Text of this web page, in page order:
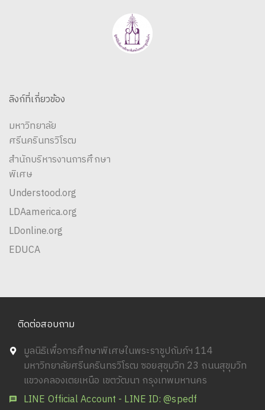
ลิงก์ที่เกี่ยวข้อง
มหาวิทยาลัย
ศรีนครินทรวิโรฒ
สำนักบริหารงานการศึกษา
พิเศษ
Understood.org
LDAamerica.org
LDonline.org
EDUCA
ติดต่อสอบถาม
มูลนิธิเพื่อการศึกษาพิเศษในพระราชูปถัมภ์ฯ 114
มหาวิทยาลัยศรีนครินทรวิโรฒ ซอยสุขุมวิท 23 ถนนสุขุมวิท
แขวงคลองเตยเหนือ เขตวัฒนา กรุงเทพมหานคร
LINE Official Account - LINE ID: @spedf